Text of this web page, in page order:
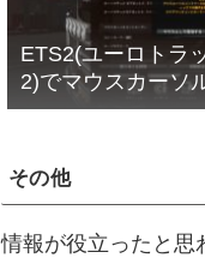
ETS2(ユーロトラ
2)でマウスカーソ
の解決法(改定版)
その他
情報が役立ったと思